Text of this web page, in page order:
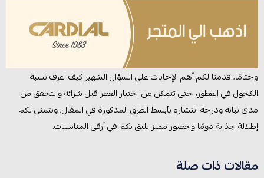
وختامًا، قدمنا لكم أهم الإجابات على السؤال الشهير كيف اعرف نسبة
الكحول في العطور، حتى تتمكن من اختبار العطر قبل شرائه والتحقق من
مدى ثباته ودرجة انتشاره بأبسط الطرق المذكورة في المقال، ونتمنى لكم
إطلالة جذابة دومًا وحضور مميز يليق بكم في أرقى المناسبات.
مقالات ذات صلة